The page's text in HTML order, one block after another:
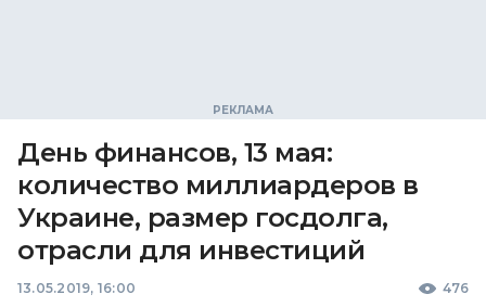
День финансов, 13 мая:
количество миллиардеров в
Украине, размер госдолга,
отрасли для инвестиций
13.05.2019, 16:00 476